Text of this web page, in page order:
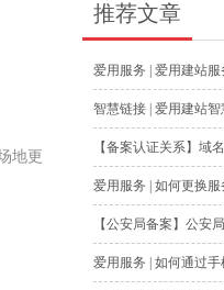
地更
推荐文章
爱用服务 | 爱用建站
智慧链接 | 爱用建站
【公安局备案】公安